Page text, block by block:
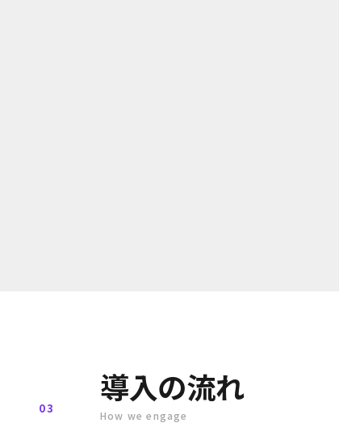
03
導入の流れ
How we engage